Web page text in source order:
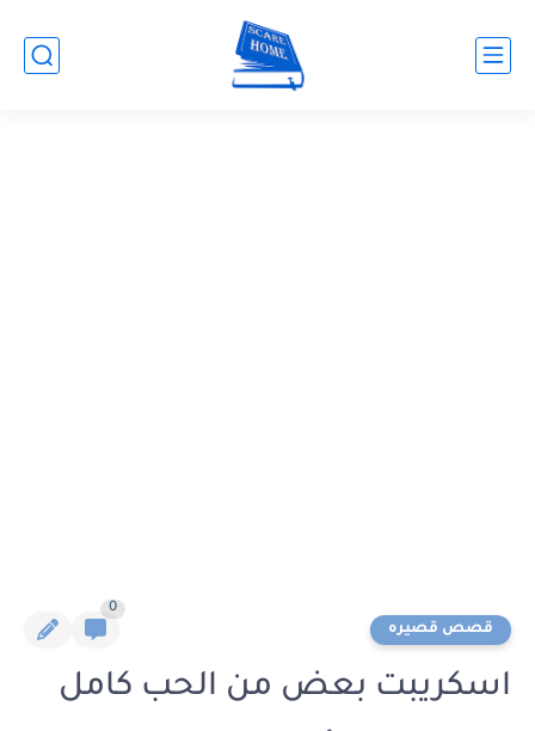
قصص قصيره
0
اسكريبت بعض من الحب كامل